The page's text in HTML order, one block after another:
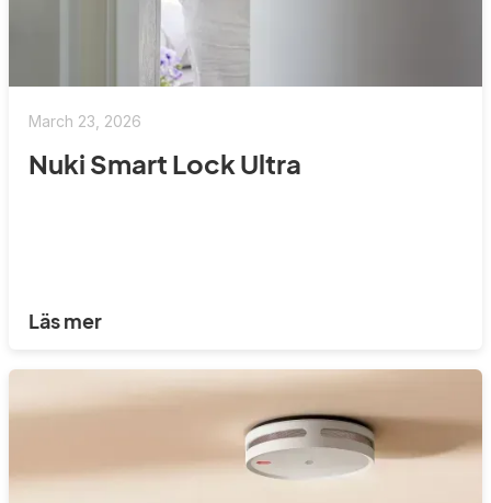
March 23, 2026
Nuki Smart Lock Ultra
Läs mer